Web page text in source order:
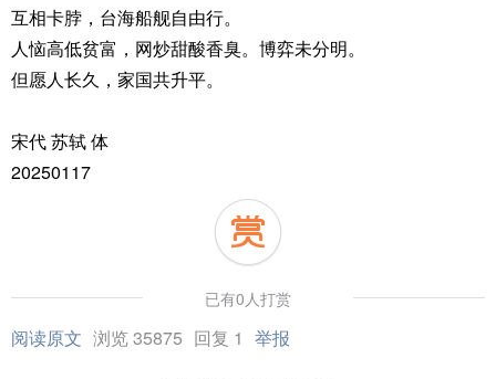
互相卡脖，台海船舰自由行。
人恼高低贫富，网炒甜酸香臭。博弈未分明。
但愿人长久，家国共升平。
宋代 苏轼 体
20250117
已有0人打赏
阅读原文 浏览 35875 回复 1 举报